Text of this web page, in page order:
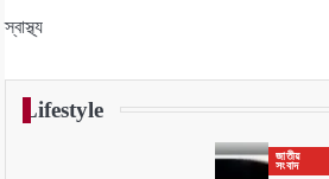
স্বাস্থ্য
Lifestyle
জাতীয়
সংবাদ